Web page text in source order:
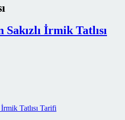
Sakızlı İrmik Tatlısı